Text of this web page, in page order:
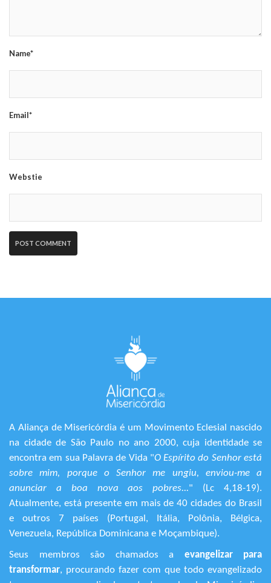
Name*
Email*
Webstie
A Aliança de Misericórdia é um Movimento Eclesial nascido
na cidade de São Paulo no ano 2000, cuja identidade se
encontra em sua Palavra de Vida "O Espírito do Senhor está
sobre mim, porque o Senhor me ungiu, enviou-me a
anunciar a boa nova aos pobres..." (Lc 4,18-19).
Atualmente, está presente em mais de 40 cidades do Brasil
e outros 7 países (Portugal, Itália, Polônia, Bélgica,
Venezuela, República Dominicana e Moçambique).
Seus membros são chamados a evangelizar para
transformar, procurando fazer com que todo evangelizado